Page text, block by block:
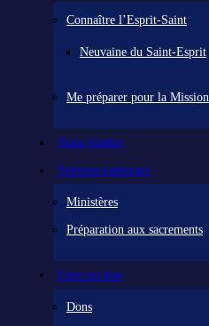
Connaître l’Esprit-Saint
Neuvaine du Saint-Esprit
Me préparer pour la Mission
Nous joindre
Services pastoraux
Ministères
Préparation aux sacrements
Faire un don
Dons